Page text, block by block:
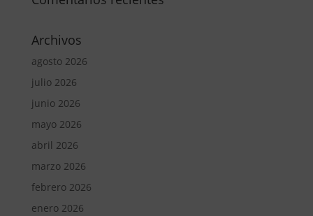
Archivos
agosto 2026
julio 2026
junio 2026
mayo 2026
abril 2026
marzo 2026
febrero 2026
enero 2026